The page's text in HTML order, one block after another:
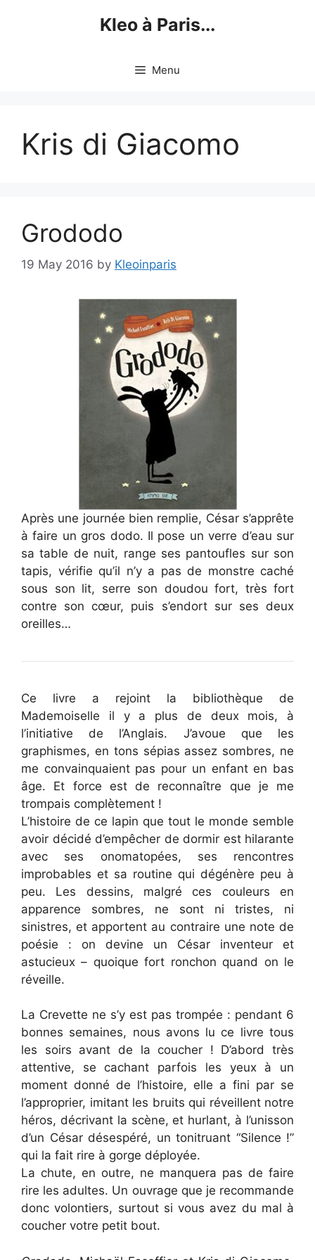
Kleo à Paris...
Menu
Kris di Giacomo
Grododo
19 May 2016 by Kleoinparis
Après une journée bien remplie, César s’apprête
à faire un gros dodo. Il pose un verre d’eau sur
sa table de nuit, range ses pantoufles sur son
tapis, vérifie qu’il n’y a pas de monstre caché
sous son lit, serre son doudou fort, très fort
contre son cœur, puis s’endort sur ses deux
oreilles…
Ce livre a rejoint la bibliothèque de
Mademoiselle il y a plus de deux mois, à
l’initiative de l’Anglais. J’avoue que les
graphismes, en tons sépias assez sombres, ne
me convainquaient pas pour un enfant en bas
âge. Et force est de reconnaître que je me
trompais complètement !
L’histoire de ce lapin que tout le monde semble
avoir décidé d’empêcher de dormir est hilarante
avec ses onomatopées, ses rencontres
improbables et sa routine qui dégénère peu à
peu. Les dessins, malgré ces couleurs en
apparence sombres, ne sont ni tristes, ni
sinistres, et apportent au contraire une note de
poésie : on devine un César inventeur et
astucieux – quoique fort ronchon quand on le
réveille.
La Crevette ne s’y est pas trompée : pendant 6
bonnes semaines, nous avons lu ce livre tous
les soirs avant de la coucher ! D’abord très
attentive, se cachant parfois les yeux à un
moment donné de l’histoire, elle a fini par se
l’approprier, imitant les bruits qui réveillent notre
héros, décrivant la scène, et hurlant, à l’unisson
d’un César désespéré, un tonitruant “Silence !”
qui la fait rire à gorge déployée.
La chute, en outre, ne manquera pas de faire
rire les adultes. Un ouvrage que je recommande
donc volontiers, surtout si vous avez du mal à
coucher votre petit bout.